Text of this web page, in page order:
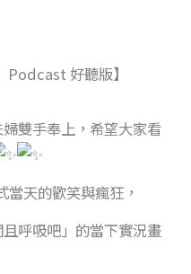
好聽版】
雙手奉上，希望大家看
天的歡笑與瘋狂，
呼吸吧」的當下實況畫